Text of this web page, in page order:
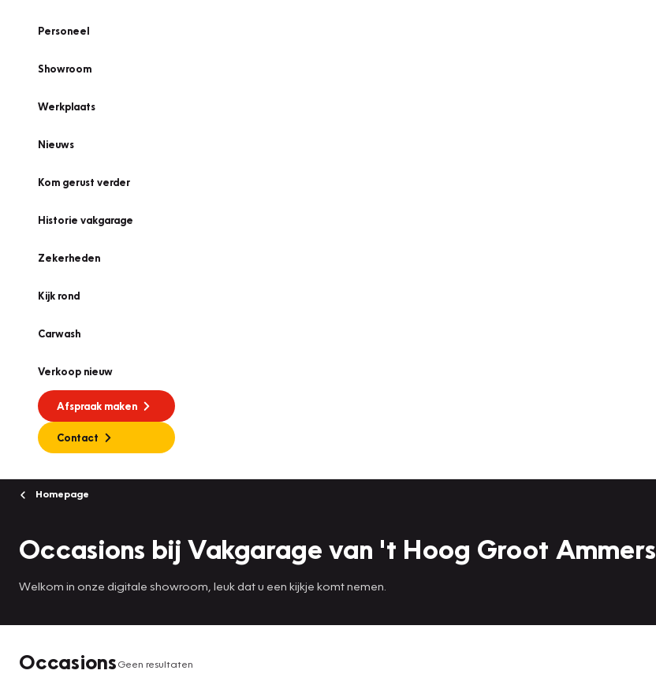
Personeel
Showroom
Werkplaats
Nieuws
Kom gerust verder
Historie vakgarage
Zekerheden
Kijk rond
Carwash
Verkoop nieuw
Afspraak maken
Contact
Homepage
Occasions bij Vakgarage van 't Hoog Groot Ammers
Welkom in onze digitale showroom, leuk dat u een kijkje komt nemen.
OccasionsGeen resultaten